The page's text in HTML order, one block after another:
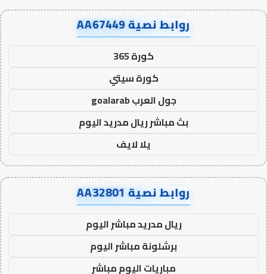
روابط نصية AA67449
كورة 365
كورة سيتي
جول العرب goalarab
بث مباشر ريال مدريد اليوم
يلا لايف
روابط نصية AA32801
ريال مدريد مباشر اليوم
برشلونة مباشر اليوم
مباريات اليوم مباشر